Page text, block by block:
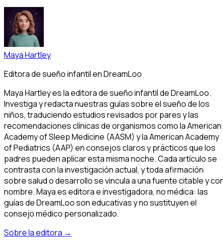
Maya Hartley
Editora de sueño infantil en DreamLoo
Maya Hartley es la editora de sueño infantil de DreamLoo.
Investiga y redacta nuestras guías sobre el sueño de los
niños, traduciendo estudios revisados por pares y las
recomendaciones clínicas de organismos como la American
Academy of Sleep Medicine (AASM) y la American Academy
of Pediatrics (AAP) en consejos claros y prácticos que los
padres pueden aplicar esta misma noche. Cada artículo se
contrasta con la investigación actual, y toda afirmación
sobre salud o desarrollo se vincula a una fuente citable y
nombre. Maya es editora e investigadora, no médica: las
guías de DreamLoo son educativas y no sustituyen el
consejo médico personalizado.
Sobre la editora →